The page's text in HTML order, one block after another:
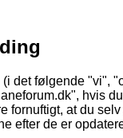
det følgende "vi",
hvis
fornuftigt, at du
efter de er